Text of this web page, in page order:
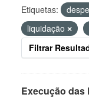
Etiquetas:
liquidação
Filtrar
Execução das